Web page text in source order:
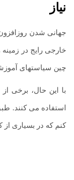
نیاز
جهانی شدن
خارجی رایج در
چین سیاستهای
با این حال، برخی
کنم که در بسیاری